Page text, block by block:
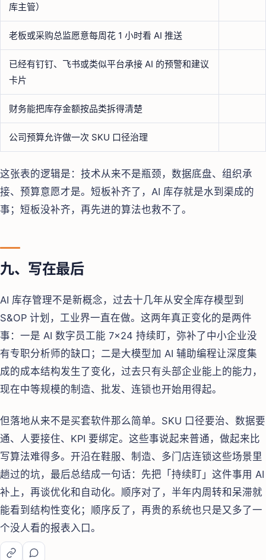
库主管）
老板或采购总监愿意每周花 1 小时看 AI 推送
已经有钉钉、飞书或类似平台承接 AI 的预警和建议
卡片
财务能把库存金额按品类拆得清楚
公司预算允许做一次 SKU 口径治理
这张表的逻辑是：技术从来不是瓶颈，数据底盘、组织承
接、预算意愿才是。短板补齐了，AI 库存就是水到渠成的
事；短板没补齐，再先进的算法也救不了。
九、写在最后
AI 库存管理不是新概念，过去十几年从安全库存模型到
S&OP 计划，工业界一直在做。这两年真正变化的是两件
事：一是 AI 数字员工能 7×24 持续盯，弥补了中小企业没
有专职分析师的缺口；二是大模型加 AI 辅助编程让深度集
成的成本结构发生了变化，过去只有头部企业能上的能力，
现在中等规模的制造、批发、连锁也开始用得起。
但落地从来不是买套软件那么简单。SKU 口径要治、数据要
通、人要接住、KPI 要绑定。这些事说起来普通，做起来比
写算法难得多。开沿在鞋服、制造、多门店连锁这些场景里
趟过的坑，最后总结成一句话：先把「持续盯」这件事用 AI
补上，再谈优化和自动化。顺序对了，半年内周转和呆滞就
能看到结构性变化；顺序反了，再贵的系统也只是又多了一
个没人看的报表入口。